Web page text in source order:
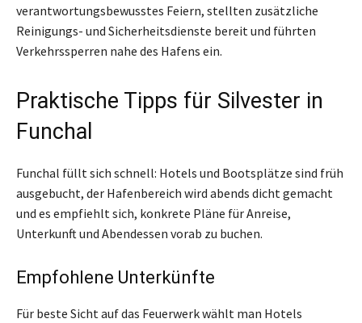
verantwortungsbewusstes Feiern, stellten zusätzliche
Reinigungs- und Sicherheitsdienste bereit und führten
Verkehrssperren nahe des Hafens ein.
Praktische Tipps für Silvester in
Funchal
Funchal füllt sich schnell: Hotels und Bootsplätze sind früh
ausgebucht, der Hafenbereich wird abends dicht gemacht
und es empfiehlt sich, konkrete Pläne für Anreise,
Unterkunft und Abendessen vorab zu buchen.
Empfohlene Unterkünfte
Für beste Sicht auf das Feuerwerk wählt man Hotels